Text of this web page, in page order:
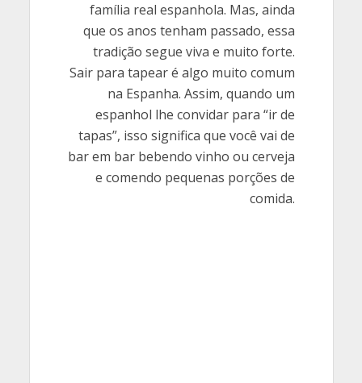
família real espanhola. Mas, ainda
que os anos tenham passado, essa
tradição segue viva e muito forte.
Sair para tapear é algo muito comum
na Espanha. Assim, quando um
espanhol lhe convidar para “ir de
tapas”, isso significa que você vai de
bar em bar bebendo vinho ou cerveja
e comendo pequenas porções de
comida.